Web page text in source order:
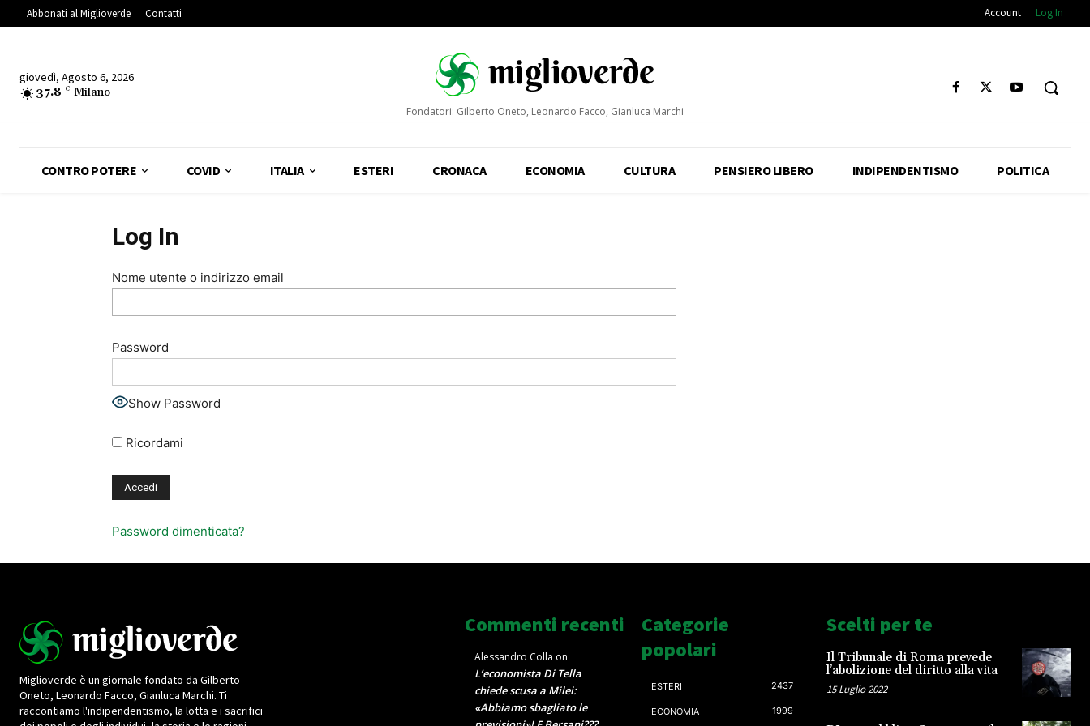
Abbonati al Miglioverde Contatti Account Log In
giovedì, Agosto 6, 2026
37.8 C Milano
Fondatori: Gilberto Oneto, Leonardo Facco, Gianluca Marchi
CONTRO POTERE COVID ITALIA ESTERI CRONACA ECONOMIA CULTURA PENSIERO LIBERO INDIPENDENTISMO POLITICA
Log In
Nome utente o indirizzo email
Password
Show Password
Ricordami
Password dimenticata?
Miglioverde è un giornale fondato da Gilberto
Oneto, Leonardo Facco, Gianluca Marchi. Ti
raccontiamo l'indipendentismo, la lotta e i sacrifici
Commenti recenti
Alessandro Colla on
L’economista Di Tella
chiede scusa a Milei:
«Abbiamo sbagliato le
Categorie
popolari
ESTERI 2437
ECONOMIA 1999
Scelti per te
Il Tribunale di Roma prevede
l’abolizione del diritto alla vita
15 Luglio 2022